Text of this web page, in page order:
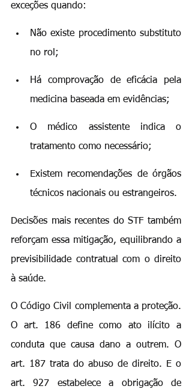
exceções quando:
Não existe procedimento substituto
no rol;
Há comprovação de eficácia pela
medicina baseada em evidências;
O médico assistente indica o
tratamento como necessário;
Existem recomendações de órgãos
técnicos nacionais ou estrangeiros.
Decisões mais recentes do STF também
reforçam essa mitigação, equilibrando a
previsibilidade contratual com o direito
à saúde.
O Código Civil complementa a proteção.
O art. 186 define como ato ilícito a
conduta que causa dano a outrem. O
art. 187 trata do abuso de direito. E o
art. 927 estabelece a obrigação de